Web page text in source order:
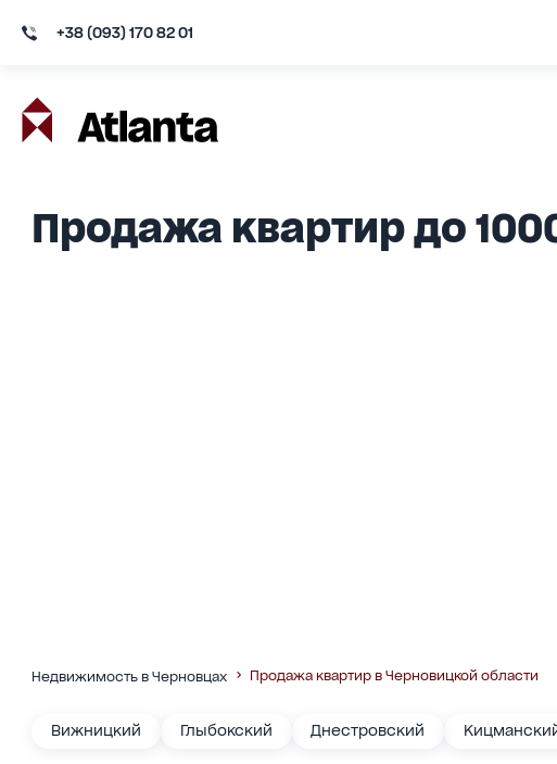
+38 (093) 170 82 01
Продажа квартир до
Недвижимость в Черновцах Продажа квартир в Черновицкой области
Вижницкий Глыбокский Днестровский